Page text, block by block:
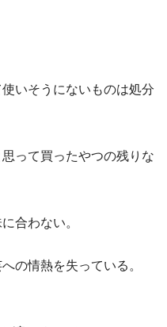
いそうにないものは処分
って買ったやつの残りな
合わない。
の情熱を失っている。